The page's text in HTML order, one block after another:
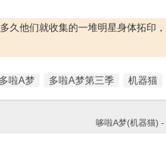
久他们就收集的一堆明星身体拓印
多啦A梦 多啦A梦第三季 机器猫
哆啦A梦(机器猫)